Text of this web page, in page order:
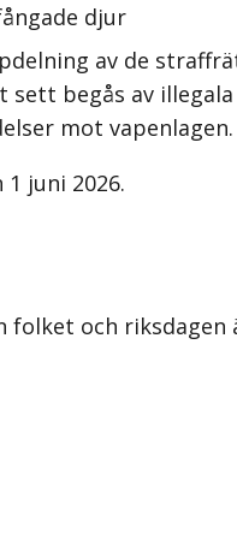
djur
av de
begås av illegala
mot vapenlagen.
juni 2026.
folket och